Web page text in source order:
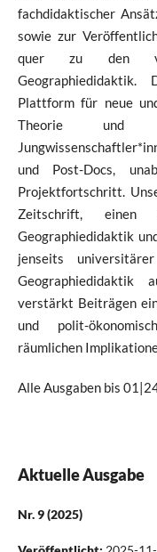
fachdidaktischer
sowie zur
quer zu den
Plattform für neue
Theorie und
und Post-Docs,
Projektfortschritt.
Zeitschrift, einen
Geographiedidaktik
jenseits
Geographiedidaktik
verstärkt Beiträgen
und polit-
räumlichen
Alle Ausgaben bis
Aktuelle Ausgabe
Nr. 9 (2025)